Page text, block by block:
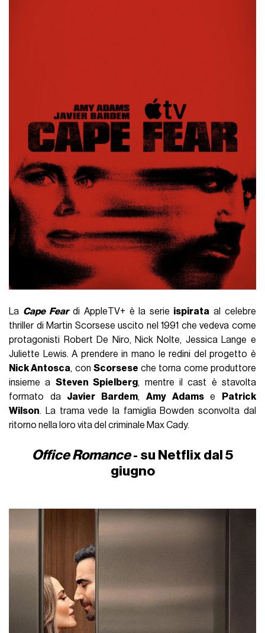
La Cape Feardi AppleTV+ è la serie ispirata al celebre
thriller di Martin Scorsese uscito nel 1991 che vedeva come
protagonisti Robert De Niro, Nick Nolte, Jessica Lange e
Juliette Lewis. A prendere in mano le redini del progetto è
Nick Antosca, con Scorsese che torna come produttore
insieme a Steven Spielberg, mentre il cast è stavolta
formato da Javier Bardem, Amy Adamse
Patrick
Wilson. La trama vede la famiglia Bowden sconvolta dal
ritorno nella loro vita del criminale Max Cady.
Office Romance- su Netflix dal 5
giugno